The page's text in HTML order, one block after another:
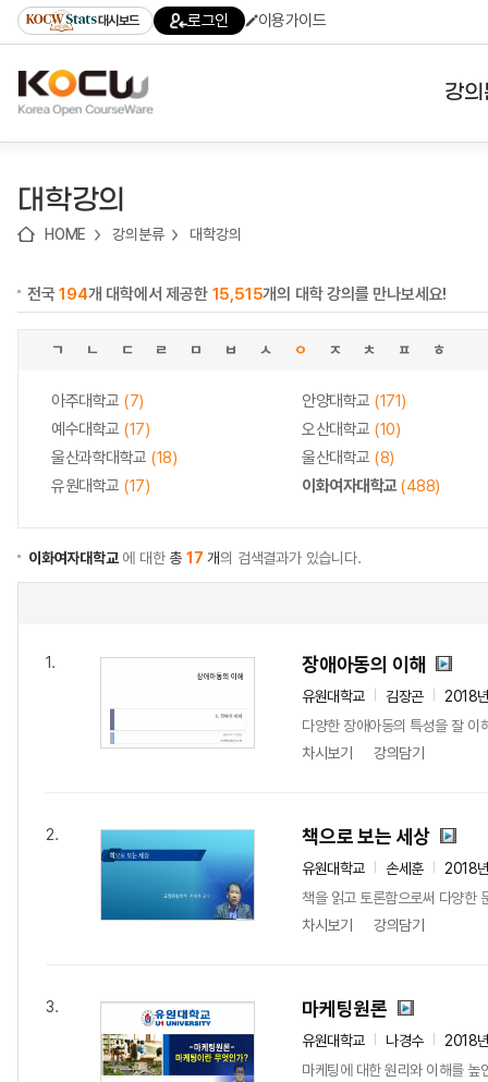
기
기
기
content)
가
대시보드 로그인 이용가이드
강
대학강의
HOME 강의분류 대학강의
전국194개 대학에서 제공한 15,515개의 대학 강의를 만나보세요!
ㄱ ㄴ ㄷ ㄹ ㅁ ㅂ ㅅ ㅇ ㅈ ㅊ ㅍ ㅎ
아주대학교 (7) 안양대학교 (171)
예수대학교 (17) 오산대학교 (10)
울산과학대학교 (18) 울산대학교 (8)
유원대학교 (17) 이화여자대학교(488)
이화여자대학교에 대한총17 개의 검색결과가 있습니다.
1. 장애아동의 이해
유원대학교 김장곤
2018
다양한 장애아동의 특성을 잘 이
차시보기
강의담기
2. 책으로 보는 세상
유원대학교 손세훈
2018
책을 읽고 토론함으로써 다양한
차시보기
강의담기
3. 마케팅원론
유원대학교 나경수
2018
마케팅에 대한 원리와 이해를 높